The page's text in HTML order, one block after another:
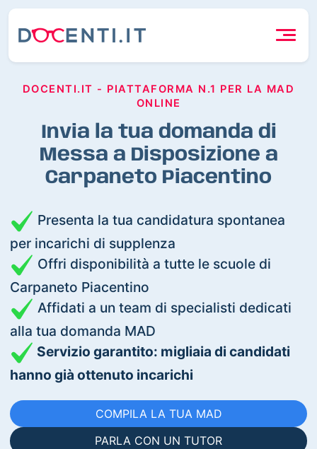
DOCENTI.IT - PIATTAFORMA N.1 PER LA MAD
ONLINE
Invia la tua domanda di
Messa a Disposizione a
Carpaneto Piacentino
Presenta la tua candidatura spontanea
per incarichi di supplenza
Offri disponibilità a tutte le scuole di
Carpaneto Piacentino
Affidati a un team di specialisti dedicati
alla tua domanda MAD
Servizio garantito: migliaia di candidati
hanno già ottenuto incarichi
COMPILA LA TUA MAD
PARLA CON UN TUTOR